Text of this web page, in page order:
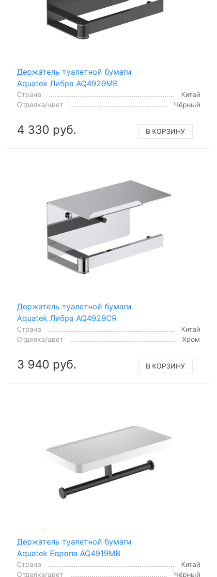
Держатель туалетной бумаги
Aquatek Либра AQ4929MB
Страна
Китай
Отделка/цвет
Чёрный
4 330 руб. В КОРЗИНУ
Держатель туалетной бумаги
Aquatek Либра AQ4929CR
Страна
Китай
Отделка/цвет
Хром
3 940 руб. В КОРЗИНУ
Держатель туалетной бумаги
Aquatek Европа AQ4919MB
Страна
Китай
Отделка/цвет
Чёрный